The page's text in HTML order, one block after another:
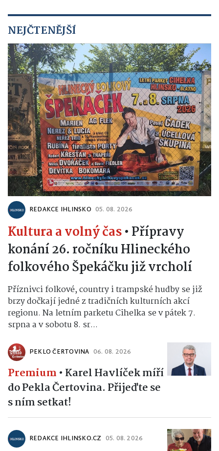
NEJČTENĚJŠÍ
REDAKCE IHLINSKO 05. 08. 2026
Kultura a volný čas• Přípravy
konání 26. ročníku Hlineckého
folkového Špekáčku již vrcholí
Příznivci folkové, country i trampské hudby se již
brzy dočkají jedné z tradičních kulturních akcí
regionu. Na letním parketu Cihelka se v pátek 7.
srpna a v sobotu 8. sr...
PEKLO ČERTOVINA 06. 08. 2026
Premium • Karel Havlíček míří
do Pekla Čertovina. Přijeďte se
s ním setkat!
REDAKCE IHLINSKO.CZ 05. 08. 2026